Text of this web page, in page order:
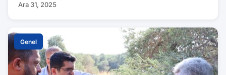
Ara 31, 2025
Genel